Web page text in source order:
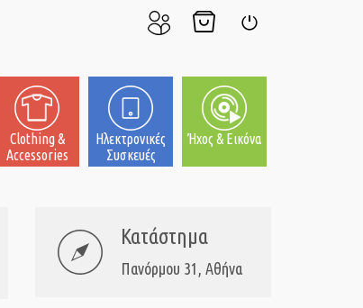
μου
Clothing &
Accessories
Ηλεκτρονικές
Συσκευές
Ήχος & Εικόνα
Κατάστημα
Πανόρμου 31, Αθήνα